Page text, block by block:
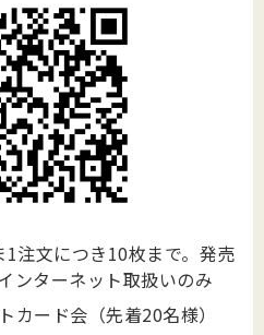
注文につき10枚まで。発売
ンターネット取扱いのみ
カード会（先着20名様）